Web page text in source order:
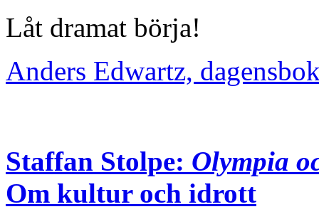
Låt dramat börja!
Anders Edwartz,
Staffan Stolpe: Olympia
Om kultur och idrott